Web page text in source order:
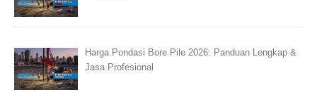
Harga Pondasi Bore Pile 2026: Panduan Lengkap &
Jasa Profesional